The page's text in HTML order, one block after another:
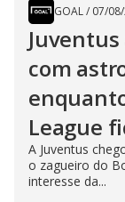
GOAL/ 07/
com
League
A Juventus
o zagueiro do
interesse da...